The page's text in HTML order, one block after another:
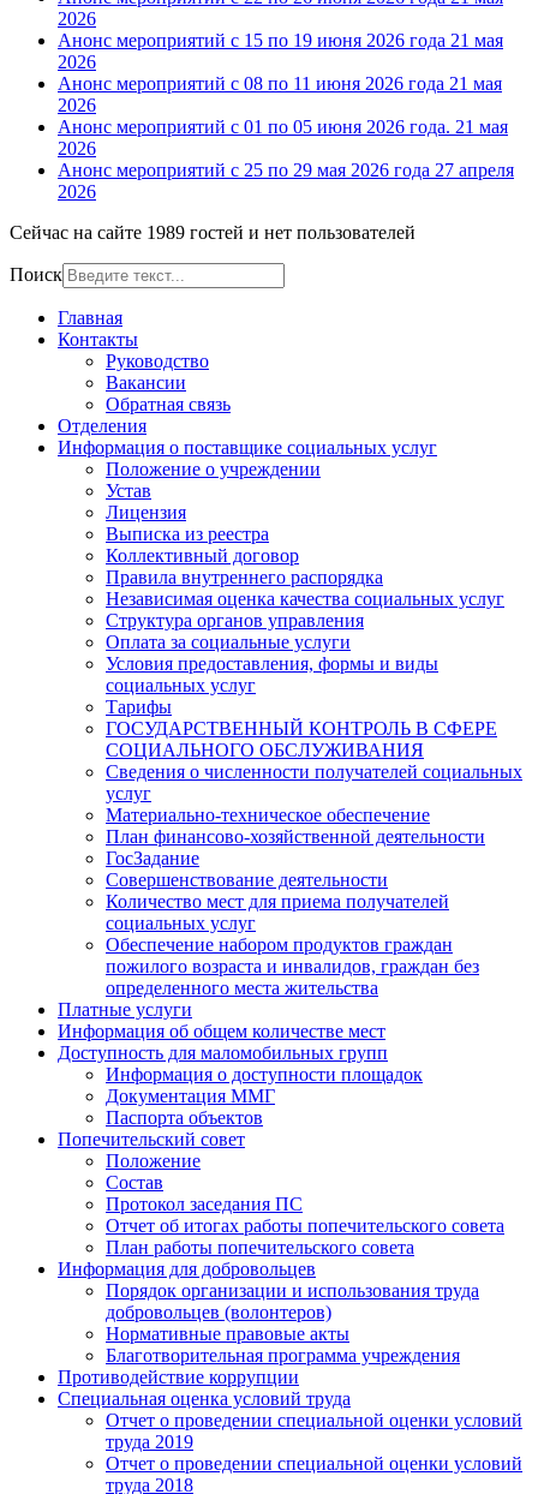
2026
Анонс мероприятий с 15 по 19 июня 2026 года 21 мая
2026
Анонс мероприятий с 08 по 11 июня 2026 года 21 мая
2026
Анонс мероприятий с 01 по 05 июня 2026 года. 21 мая
2026
Анонс мероприятий с 25 по 29 мая 2026 года 27 апреля
2026
Сейчас на сайте 1989 гостей и нет пользователей
Поиск
Главная
Контакты
Руководство
Вакансии
Обратная связь
Отделения
Информация о поставщике социальных услуг
Положение о учреждении
Устав
Лицензия
Выписка из реестра
Коллективный договор
Правила внутреннего распорядка
Независимая оценка качества социальных услуг
Структура органов управления
Оплата за социальные услуги
Условия предоставления, формы и виды
социальных услуг
Тарифы
ГОСУДАРСТВЕННЫЙ КОНТРОЛЬ В СФЕРЕ
СОЦИАЛЬНОГО ОБСЛУЖИВАНИЯ
Сведения о численности получателей социальных
услуг
Материально-техническое обеспечение
План финансово-хозяйственной деятельности
ГосЗадание
Совершенствование деятельности
Количество мест для приема получателей
социальных услуг
Обеспечение набором продуктов граждан
пожилого возраста и инвалидов, граждан без
определенного места жительства
Платные услуги
Информация об общем количестве мест
Доступность для маломобильных групп
Информация о доступности площадок
Документация ММГ
Паспорта объектов
Попечительский совет
Положение
Состав
Протокол заседания ПС
Отчет об итогах работы попечительского совета
План работы попечительского совета
Информация для добровольцев
Порядок организации и использования труда
добровольцев (волонтеров)
Нормативные правовые акты
Благотворительная программа учреждения
Противодействие коррупции
Специальная оценка условий труда
Отчет о проведении специальной оценки условий
труда 2019
Отчет о проведении специальной оценки условий
труда 2018